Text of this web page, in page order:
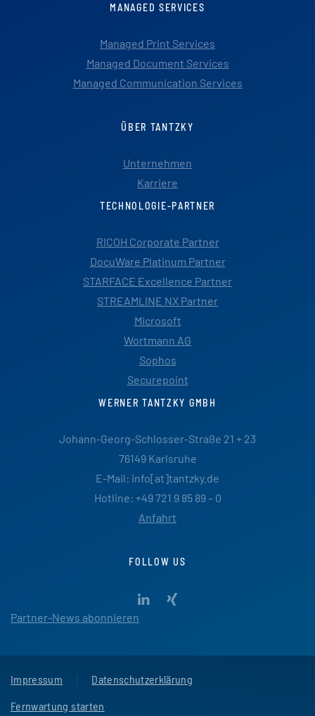
MANAGED SERVICES
Managed Print Services
Managed Document Services
Managed Communication Services
ÜBER TANTZKY
Unternehmen
Karriere
TECHNOLOGIE-PARTNER
RICOH Corporate Partner
DocuWare Platinum Partner
STARFACE Excellence Partner
STREAMLINE NX Partner
Microsoft
Wortmann AG
Sophos
Securepoint
WERNER TANTZKY GMBH
Johann-Georg-Schlosser-Straße 21 + 23
76149 Karlsruhe
E-Mail: info[at]tantzky.de
Hotline: +49 721 9 85 89 – 0
Anfahrt
FOLLOW US
Partner-News abonnieren
Impressum
Datenschutzerklärung
Fernwartung starten